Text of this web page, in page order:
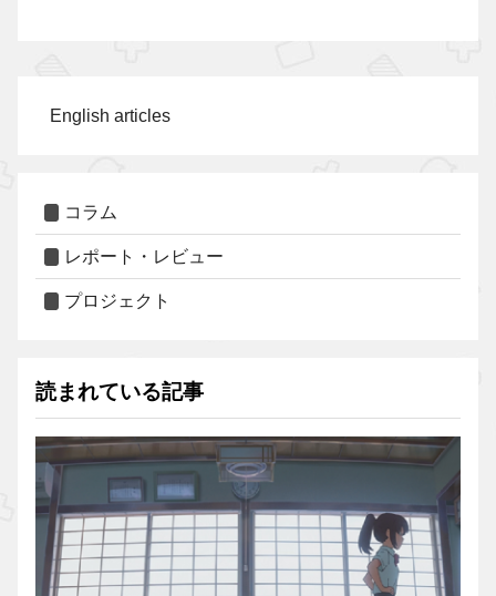
English articles
コラム
レポート・レビュー
プロジェクト
読まれている記事